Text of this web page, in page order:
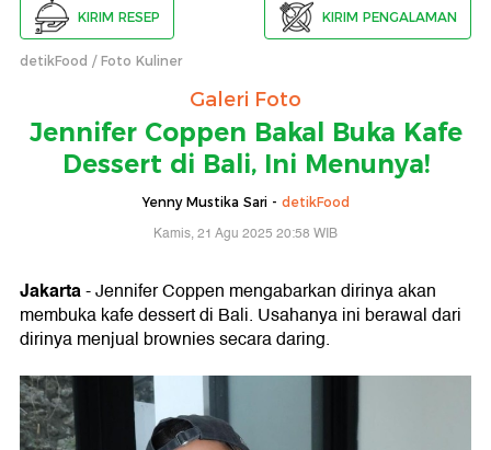
KIRIM RESEP KIRIM PENGALAMAN
detikFood Foto Kuliner
Galeri Foto
Jennifer Coppen Bakal Buka Kafe
Dessert di Bali, Ini Menunya!
Yenny Mustika Sari - detikFood
Kamis, 21 Agu 2025 20:58 WIB
Jakarta- Jennifer Coppen mengabarkan dirinya akan
membuka kafe dessert di Bali. Usahanya ini berawal dari
dirinya menjual brownies secara daring.